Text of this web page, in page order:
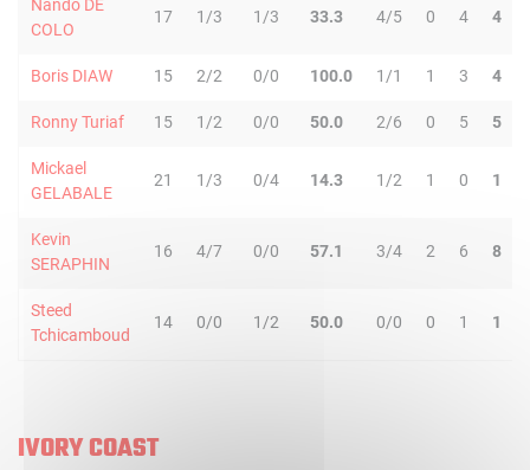
Nando DE
COLO
17 1/3 1/3 33.3 4/5 0 4 4
Boris DIAW 15 2/2 0/0 100.0 1/1 1 3 4
Ronny Turiaf 15 1/2 0/0 50.0 2/6 0 5 5
Mickael
GELABALE
21 1/3 0/4 14.3 1/2 1 0 1
Kevin
SERAPHIN
16 4/7 0/0 57.1 3/4 2 6 8
Steed
Tchicamboud
14 0/0 1/2 50.0 0/0 0 1 1
IVORY COAST